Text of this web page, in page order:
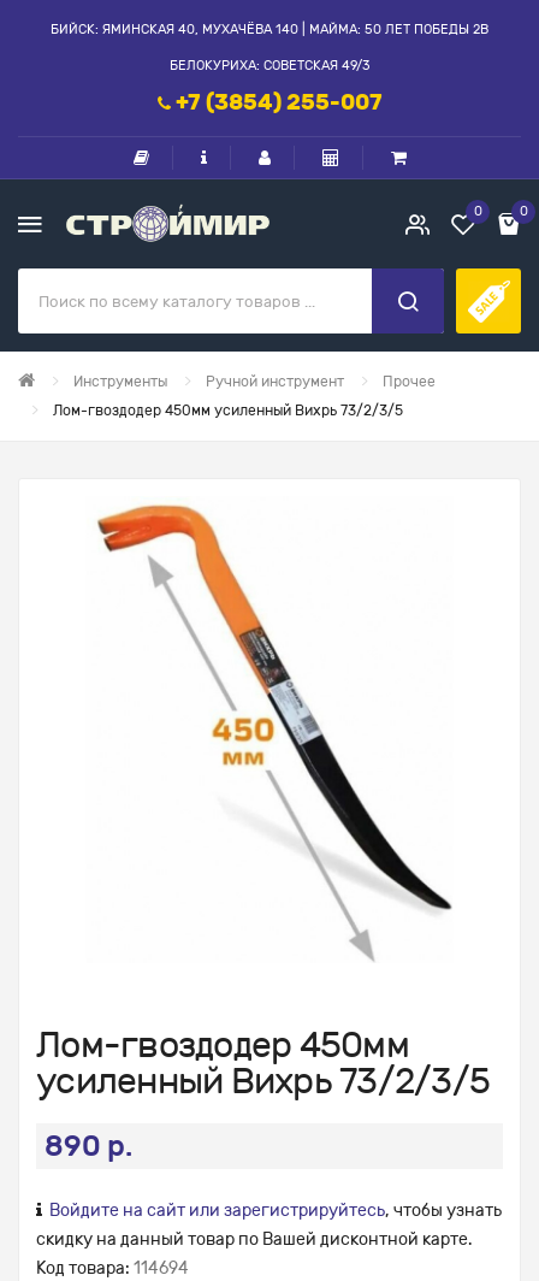
БИЙСК: ЯМИНСКАЯ 40, МУХАЧЁВА 140 | МАЙМА: 50 ЛЕТ ПОБЕДЫ 2В
БЕЛОКУРИХА: СОВЕТСКАЯ 49/3
+7 (3854) 255-007
0 0
Инструменты Ручной инструмент
Прочее
Лом-гвоздодер 450мм усиленный Вихрь 73/2/3/5
Лом-гвоздодер 450мм
усиленный Вихрь 73/2/3/5
890 р.
Войдите на сайт или зарегистрируйтесь, чтобы узнать
скидку на данный товар по Вашей дисконтной карте.
Код товара: 114694